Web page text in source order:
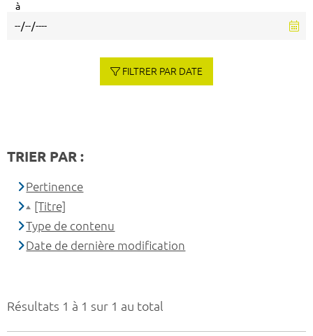
Résultats 1 à 1 sur 1 au total
à
FILTRER PAR DATE
TRIER PAR :
Pertinence
[Titre]
Type de contenu
Date de dernière modification